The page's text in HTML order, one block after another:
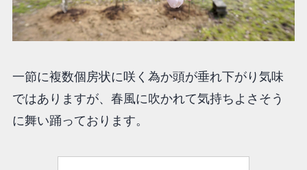
一節に複数個房状に咲く為か頭が垂れ下がり気味
ではありますが、春風に吹かれて気持ちよさそう
に舞い踊っております。